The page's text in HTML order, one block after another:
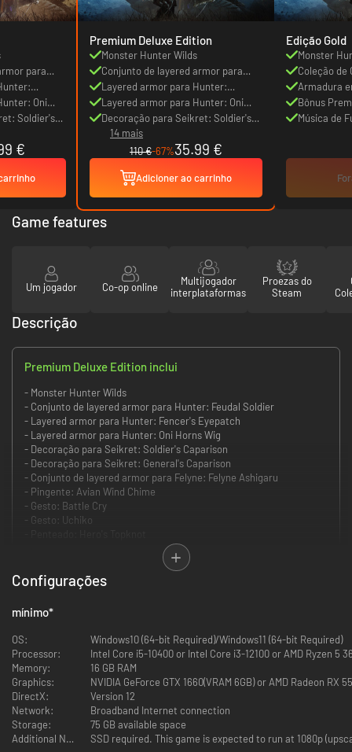
para
Oni
Soldier's
€
Premium Deluxe Edition
Monster Hunter Wilds
Conjunto de layered armor para
Hunter: Feudal Soldier
Layered armor para Hunter:
Fencer's Eyepatch
Layered armor para Hunter: Oni
Horns Wig
Decoração para Seikret: Soldier's
Caparison
14 mais
110 €-67%35.99 €
Adicioner ao carrinho
Edição Gold
Monster
Coleção de
Armadura
Serperianas
Bônus
de Caçador
Música de
Game features
Um jogador Co-op online
Multijogador
interplataformas
Proezas do
Steam
Descrição
Premium Deluxe Edition inclui
- Monster Hunter Wilds
- Conjunto de layered armor para Hunter: Feudal Soldier
- Layered armor para Hunter: Fencer's Eyepatch
- Layered armor para Hunter: Oni Horns Wig
- Decoração para Seikret: Soldier's Caparison
- Decoração para Seikret: General's Caparison
- Conjunto de layered armor para Felyne: Felyne Ashigaru
- Pingente: Avian Wind Chime
- Gesto: Battle Cry
- Gesto: Uchiko
- Maquiagem/pintura facial: Hunter's Kumadori
- Maquiagem/pintura facial: Special Bloom
- Conjunto de autocolantes: Avis Unit
- Premium Bonuses (to be released at a later date)
- Cosmetic DLC Pack 1
- Cosmetic DLC Pack 2
A força desenfreada da natureza corre selvagem e incansável, com
ambientes se transformando drasticamente de um instante para o
próximo.
Essa é uma história de monstros e humanos, e suas lutas para viver em
harmonia em um mundo de dualidade.
Cumpra seu dever como caçador rastreando e derrotando poderosos
Configurações
mínimo*
OS:
Windows10 (64-bit Required)/Windows11 (64-bit Required)
Processor:
Intel Core i5-10400 or Intel Core i3-12100 or AMD Ryzen 5
Memory:
16 GB RAM
Graphics:
NVIDIA GeForce GTX 1660(VRAM 6GB) or AMD Radeon RX
DirectX:
Version 12
Network:
Broadband Internet connection
Storage:
75 GB available space
Additional Notes:
SSD required. This game is expected to run at 1080p